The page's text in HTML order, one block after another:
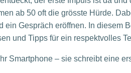
ab 50 oft die grösste Hürde.
ein Gespräch eröffnen. In diesem
und Tipps für ein respektvolles